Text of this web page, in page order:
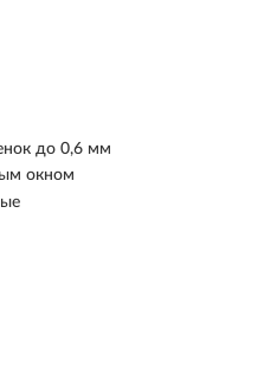
до 0,6 мм
окном